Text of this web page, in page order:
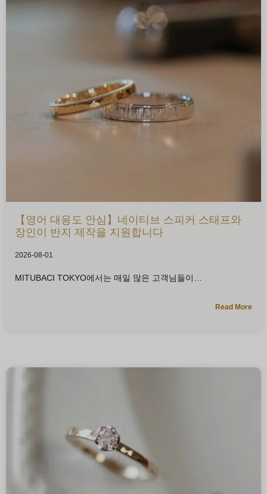
【영어 대응도 안심】네이티브 스피커 스태프와
장인이 반지 제작을 지원합니다
2026-08-01
MITUBACI TOKYO에서는 매일 많은 고객님들이
Read More